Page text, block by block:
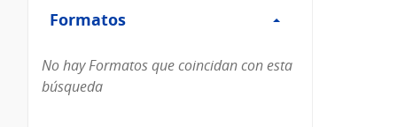
Formatos
Formatos
No hay Formatos que coincidan con esta
búsqueda